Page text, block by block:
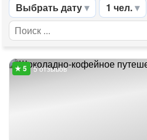
Выбрать дату 1 чел.
5 отзывов